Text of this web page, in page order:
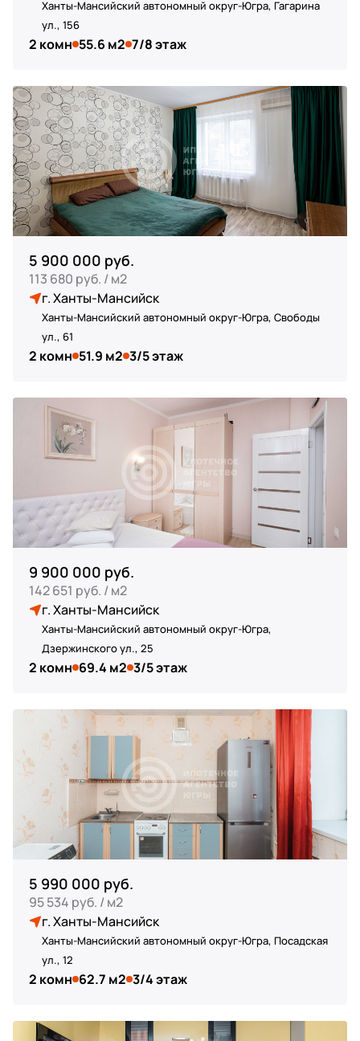
Ханты-Мансийский автономный округ-Югра, Гагарина
ул., 156
2 комн 55.6 м2 7/8 этаж
5 900 000 руб.
113 680 руб. / м2
г. Ханты-Мансийск
Ханты-Мансийский автономный округ-Югра, Свободы
ул., 61
2 комн 51.9 м2 3/5 этаж
9 900 000 руб.
142 651 руб. / м2
г. Ханты-Мансийск
Ханты-Мансийский автономный округ-Югра,
Дзержинского ул., 25
2 комн 69.4 м2 3/5 этаж
5 990 000 руб.
95 534 руб. / м2
г. Ханты-Мансийск
Ханты-Мансийский автономный округ-Югра, Посадская
ул., 12
2 комн 62.7 м2 3/4 этаж